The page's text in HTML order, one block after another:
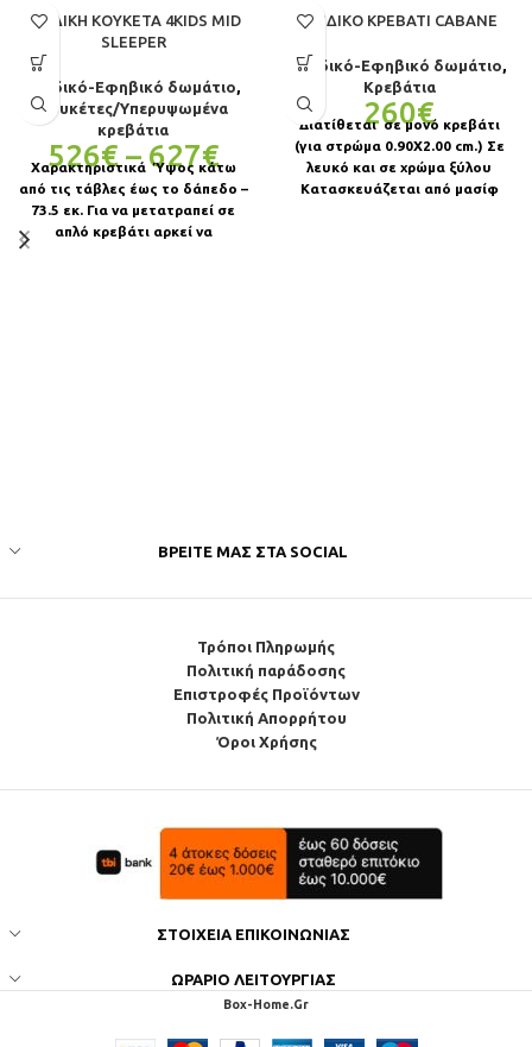
ΠΑΙΔΙΚΉ ΚΟΥΚΈΤΑ 4KIDS MID
SLEEPER
Παιδικό-Εφηβικό δωμάτιο,
Κουκέτες/Υπερυψωμένα
κρεβάτια
526€ – 627€
Χαρακτηριστικά Ύψος κάτω
από τις τάβλες έως το δάπεδο –
73.5 εκ. Για να μετατραπεί σε
απλό κρεβάτι αρκεί να
ΠΑΙΔΙΚΌ ΚΡΕΒΆΤΙ CABANE
Παιδικό-Εφηβικό δωμάτιο,
Κρεβάτια
260€
Διατίθεται σε μονό κρεβάτι
(για στρώμα 0.90Χ2.00 cm.) Σε
λευκό και σε χρώμα ξύλου
Κατασκευάζεται από μασίφ
ΒΡΕΊΤΕ ΜΑΣ ΣΤΑ SOCIAL
Τρόποι Πληρωμής
Πολιτική παράδοσης
Επιστροφές Προϊόντων
Πολιτική Απορρήτου
Όροι Χρήσης
ΣΤΟΙΧΕΊΑ ΕΠΙΚΟΙΝΩΝΊΑΣ
ΩΡΆΡΙΟ ΛΕΙΤΟΥΡΓΊΑΣ
Box-Home.Gr